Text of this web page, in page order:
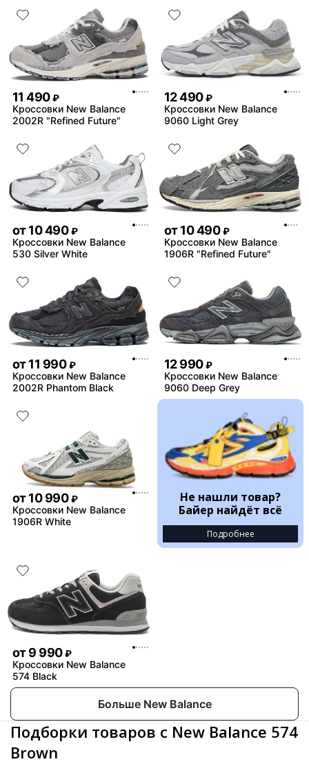
11 490 ₽
Кроссовки New Balance
2002R "Refined Future"
12 490 ₽
Кроссовки New Balance
9060 Light Grey
от10 490 ₽
Кроссовки New Balance
530 Silver White
от10 490 ₽
Кроссовки New Balance
1906R "Refined Future"
от11 990 ₽
Кроссовки New Balance
2002R Phantom Black
12 990 ₽
Кроссовки New Balance
9060 Deep Grey
от10 990 ₽
Кроссовки New Balance
1906R White
Не нашли товар?
Байер найдёт всё
Подробнее
от9 990 ₽
Кроссовки New Balance
574 Black
Больше New Balance
Подборки товаров с New Balance 574
Brown